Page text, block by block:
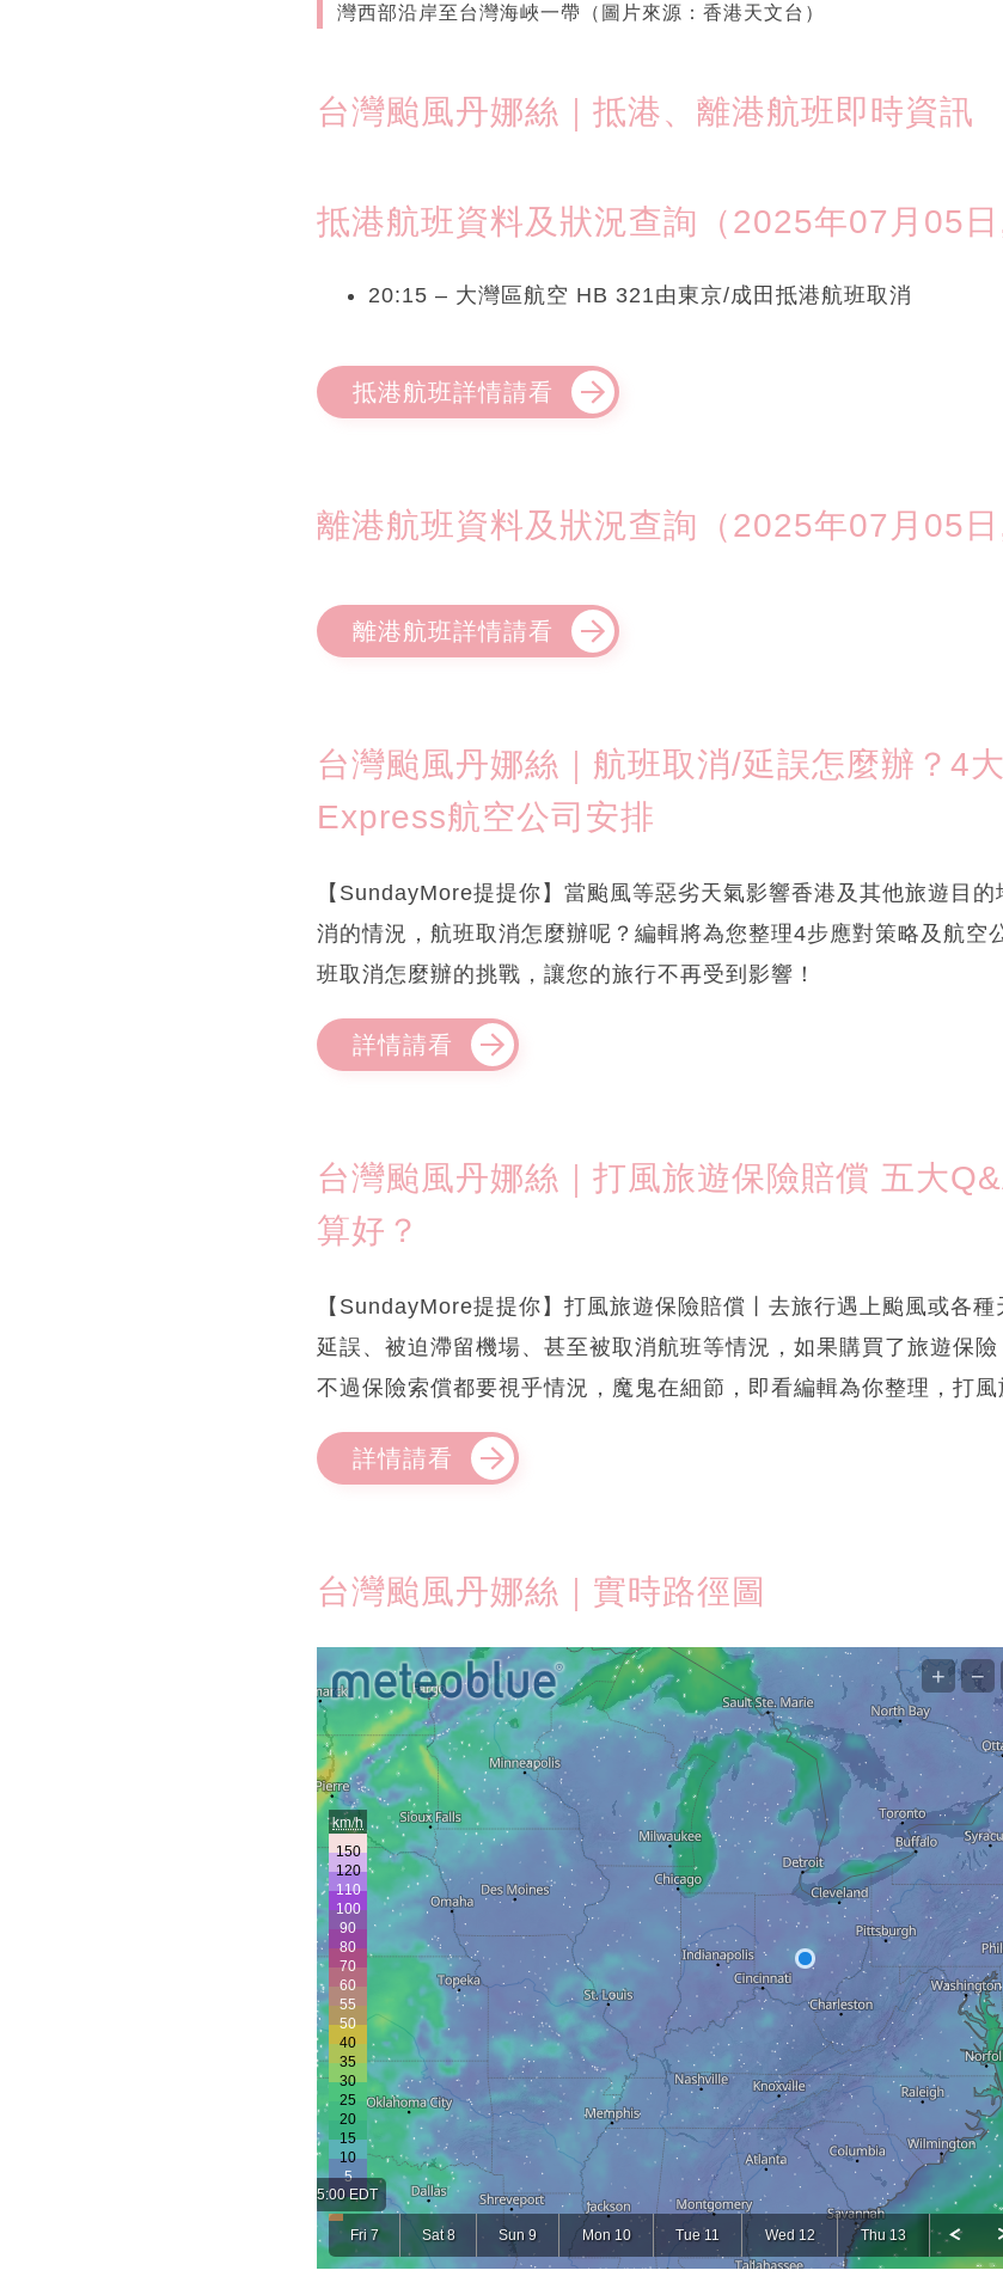
灣西部沿岸至台灣海峽一帶（圖片來源：香港天文台）
台灣颱風丹娜絲｜抵港、離港航班即時資訊
抵港航班資料及狀況查詢（2025年07月05日
20:15 – 大灣區航空 HB 321由東京/成田抵港航班取消
抵港航班詳情請看
離港航班資料及狀況查詢（2025年07月05日
離港航班詳情請看
台灣颱風丹娜絲｜航班取消/延誤怎麼辦？4
Express航空公司安排
【SundayMore提提你】當颱風等惡劣天氣影響香港及其他旅遊目
消的情況，航班取消怎麼辦呢？編輯將為您整理4步應對策略及航空
班取消怎麼辦的挑戰，讓您的旅行不再受到影響！
詳情請看
台灣颱風丹娜絲｜打風旅遊保險賠償 五大
算好？
【SundayMore提提你】打風旅遊保險賠償丨去旅行遇上颱風或各
延誤、被迫滯留機場、甚至被取消航班等情況，如果購買了旅遊保險
不過保險索償都要視乎情況，魔鬼在細節，即看編輯為你整理，打風
詳情請看
台灣颱風丹娜絲｜實時路徑圖